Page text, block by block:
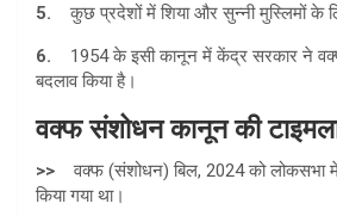
5.
कुछ प्रदेशों में शिया और सुन्नी मुस्लिमों के
6. 1954 के इसी कानून में केंद्र सरकार ने
बदलाव किया है।
वक्फ संशोधन कानून की
>>
वक्फ (संशोधन) बिल, 2024 को लोकसभा
किया गया था।